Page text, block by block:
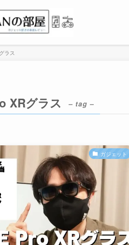
ラス
XRグラス – tag –
ガジェット